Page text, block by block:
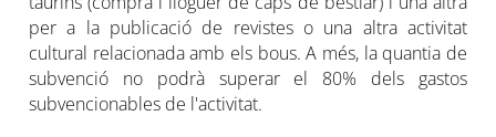
per a la publicació de revistes o una altra activitat
cultural relacionada amb els bous. A més, la quantia de
subvenció no podrà superar el 80% dels gastos
subvencionables de l'activitat.